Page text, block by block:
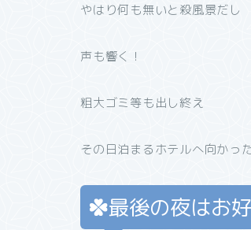
やはり何も無いと殺風景だし
声も響く！
粗大ゴミ等も出し終え
その日泊まるホテルへ向かっ
最後の夜はお